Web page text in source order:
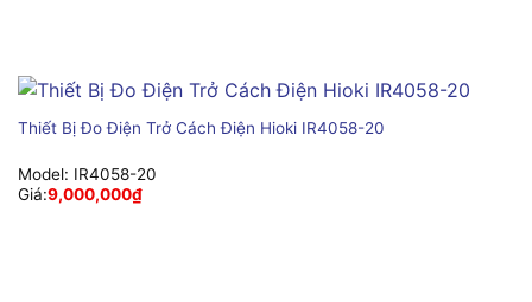
Thiết Bị Đo Điện Trở Cách Điện Hioki IR4058-20
Model: IR4058-20
Giá:9,000,000₫